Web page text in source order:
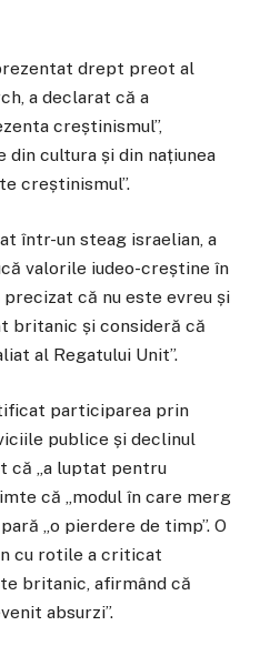
drept preot al
a declarat că a
creștinismul”,
din cultura și din națiunea
creștinismul”.
într-un steag israelian, a
valorile iudeo-creștine în
precizat că nu este evreu și
britanic și consideră că
al Regatului Unit”.
participarea prin
publice și declinul
că „a luptat pentru
că „modul în care merg
„o pierdere de timp”. O
cu rotile a criticat
britanic, afirmând că
absurzi”.